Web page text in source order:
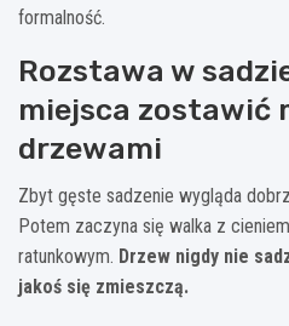
formalność.
Rozstawa w
miejsca zostawić
drzewami
Zbyt gęste sadzenie wygląda
Potem zaczyna się walka z
ratunkowym. Drzew nigdy nie
jakoś się zmieszczą.